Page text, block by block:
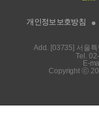
개인정보보호방침
Add. [03735] 서울
Tel.
E-
Copyright ⓒ